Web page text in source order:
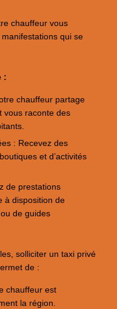
chauffeur vous
qui se
:
chauffeur partage
vous raconte des
: Recevez des
et d’activités
de prestations
à disposition de
de guides
solliciter un taxi privé
de :
chauffeur est
la région.